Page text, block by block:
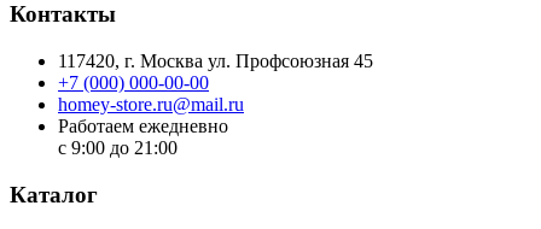
Контакты
117420, г. Москва ул. Профсоюзная 45
+7 (000) 000-00-00
homey-store.ru@mail.ru
Работаем ежедневно
с 9:00 до 21:00
Каталог